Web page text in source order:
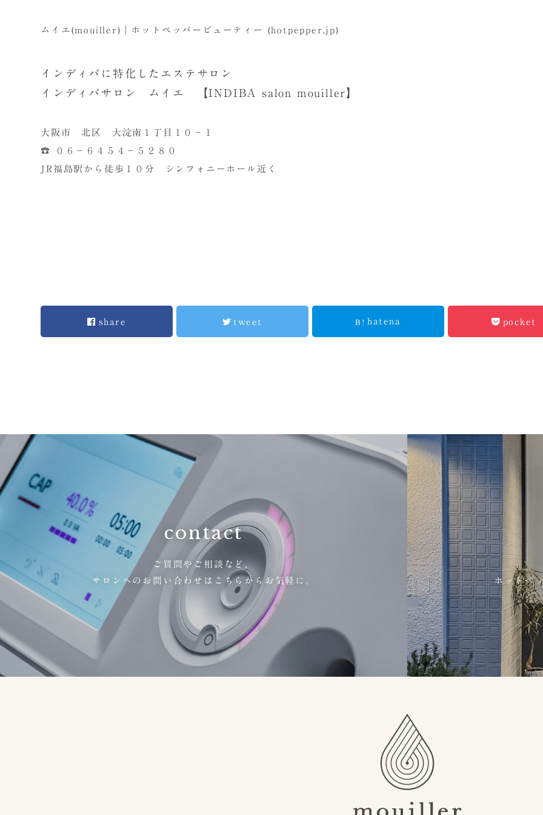
ムイエ(mouiller)｜ホットペッパービューティー (hotpepper.jp)
インディバに特化したエステサロン
インディバサロン ムイエ 【INDIBA salon mouiller】
大阪市 北区 大淀南１丁目１０－１
☎ ０６－６４５４－５２８０
JR福島駅から徒歩１０分 シンフォニーホール近く
share tweet hatena pocket
contact
ご質問やご相談など、
サロンへのお問い合わせはこちらからお気軽に。
ホットペ